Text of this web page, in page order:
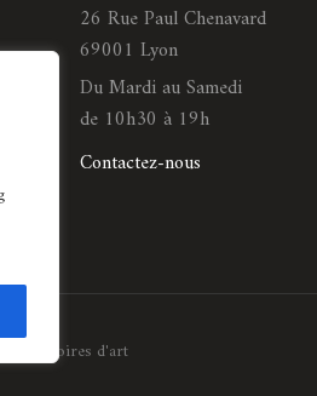
26 Rue Paul Chenavard
69001 Lyon
Du Mardi au Samedi
de 10h30 à 19h
Contactez-nous
Histoires d'art